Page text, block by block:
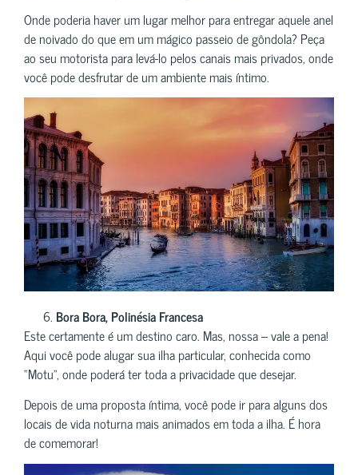
Onde poderia haver um lugar melhor para entregar aquele anel
de noivado do que em um mágico passeio de gôndola? Peça
ao seu motorista para levá-lo pelos canais mais privados, onde
você pode desfrutar de um ambiente mais íntimo.
Bora Bora, Polinésia Francesa
Este certamente é um destino caro. Mas, nossa – vale a pena!
Aqui você pode alugar sua ilha particular, conhecida como
“Motu”, onde poderá ter toda a privacidade que desejar.
Depois de uma proposta íntima, você pode ir para alguns dos
locais de vida noturna mais animados em toda a ilha. É hora
de comemorar!